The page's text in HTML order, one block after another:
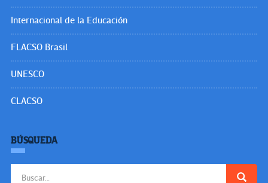
Internacional de la Educación
FLACSO Brasil
UNESCO
CLACSO
BÚSQUEDA